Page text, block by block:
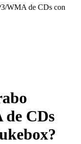
WMA de CDs con
CDs